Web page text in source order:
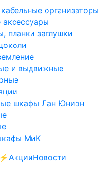
организаторы
планки заглушки
и выдвижные
шкафы Лан Юнион
МиК
⚡️АкцииНовости